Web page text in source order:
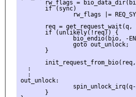
rw_flags =
       if (sync)
rw_flags |=
req = get_request_wait(q,
       if (unlikely(!req)) {
bio_endio(bio, -
               goto out_unlock;
       }
  :
  :
out_unlock:
       }